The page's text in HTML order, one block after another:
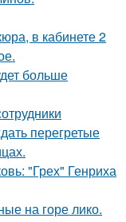
в кабинете 2
больше
перегретые
"Грех" Генриха
на горе лико.